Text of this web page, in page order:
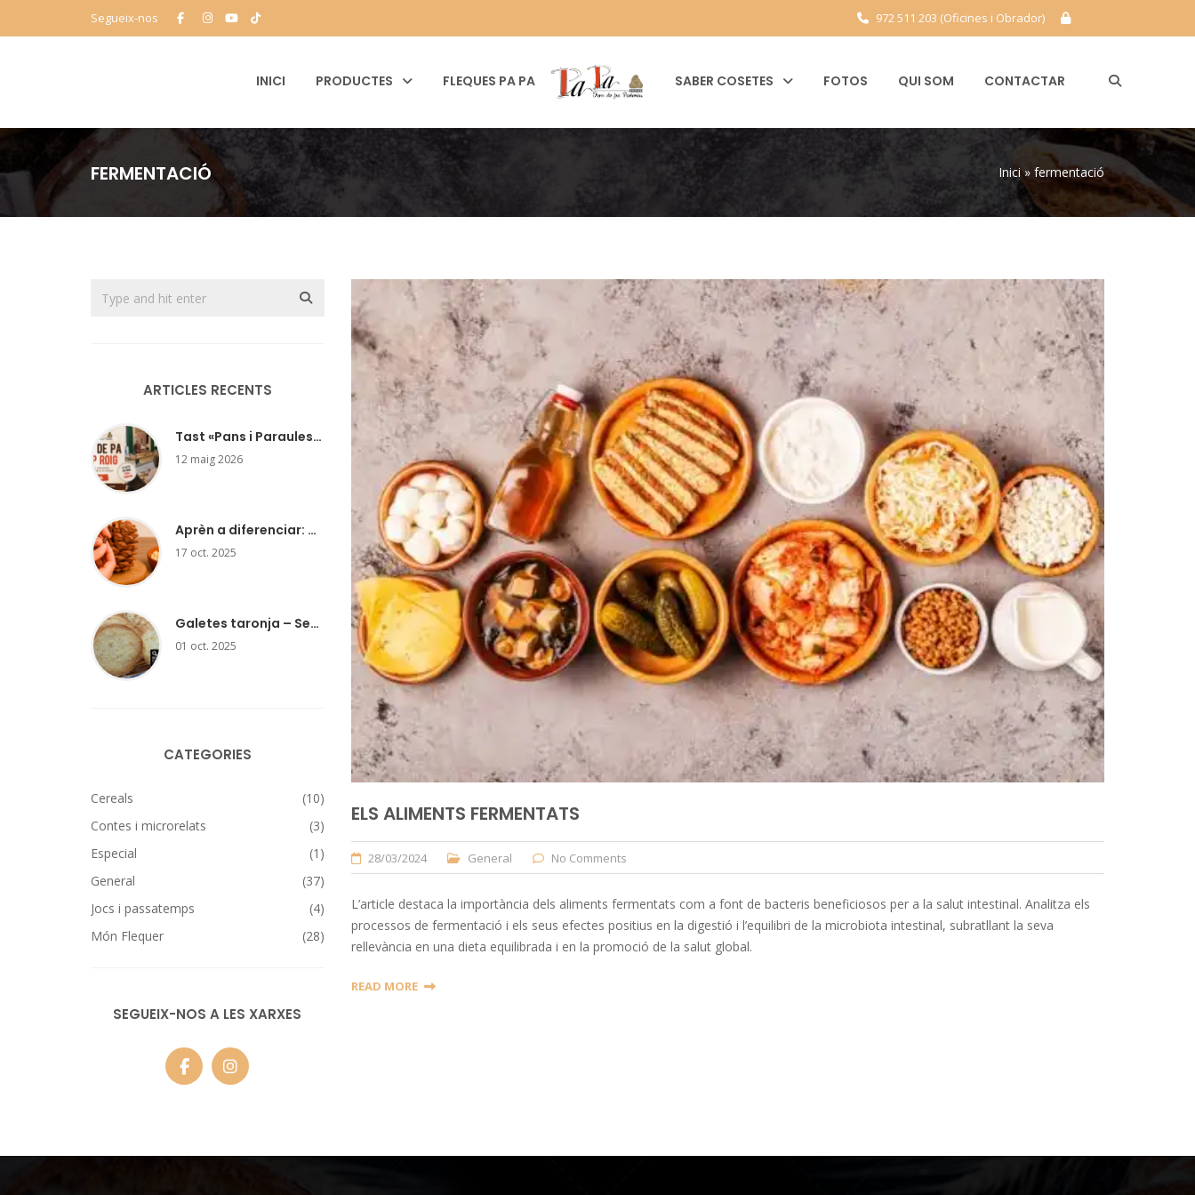
Segueix-nos 972 511 203 (Oficines i Obrador)
INICI PRODUCTES FLEQUES PA PA SABER COSETES FOTOS QUI SOM CONTACTAR
FERMENTACIÓ Inici» fermentació
ELS ALIMENTS FERMENTATS
28/03/2024 General No Comments
L’article destaca la importància dels aliments fermentats com a font de bacteris beneficiosos per a la salut intestinal. Analitza els
processos de fermentació i els seus efectes positius en la digestió i l’equilibri de la microbiota intestinal, subratllant la seva
rellevància en una dieta equilibrada i en la promoció de la salut global.
READ MORE
ARTICLES RECENTS
Tast «Pans i Paraules» a la Fundació Josep Pla
12 maig 2026
Aprèn a diferenciar: Pinyó nacional o d’importació
17 oct. 2025
Galetes taronja – Segell de qualitat agroalimentària Girona Excel·lent 2025-26
01 oct. 2025
CATEGORIES
Cereals
(10)
Contes i microrelats
(3)
Especial
(1)
General
(37)
Jocs i passatemps
(4)
Món Flequer
(28)
SEGUEIX-NOS A LES XARXES